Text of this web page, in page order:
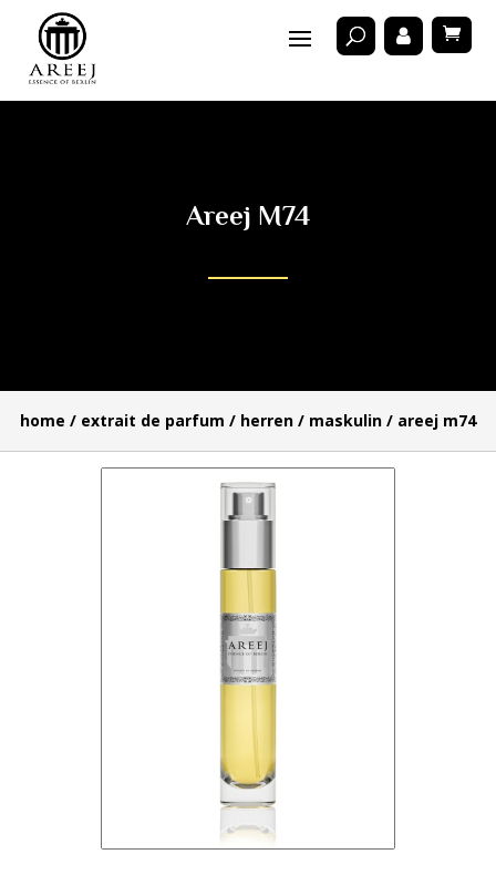
Areej M74
home / extrait de parfum / herren / maskulin / areej m74